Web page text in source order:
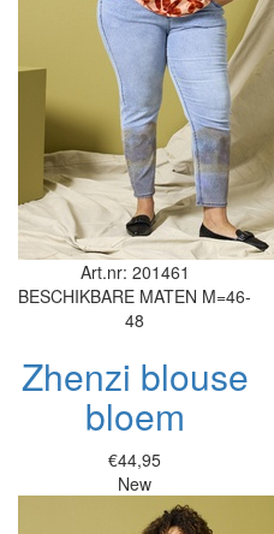
Art.nr: 201461
BESCHIKBARE MATEN M=46-
48
Zhenzi blouse
bloem
€44,95
New